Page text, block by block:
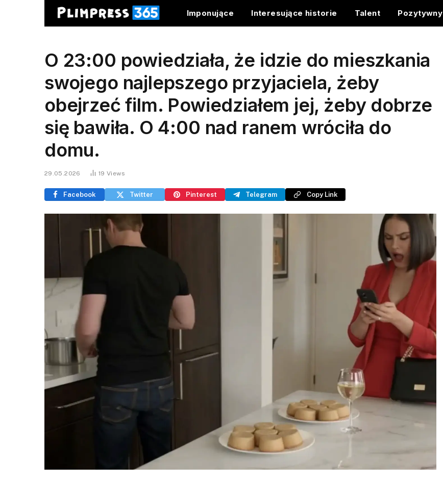
Imponujące Interesujące historie Talent Pozytywny
O 23:00 powiedziała, że idzie do mieszkania
swojego najlepszego przyjaciela, żeby
obejrzeć film. Powiedziałem jej, żeby dobrze
się bawiła. O 4:00 nad ranem wróciła do
domu.
29.05.2026 19Views
Facebook Twitter Pinterest Telegram Copy Link